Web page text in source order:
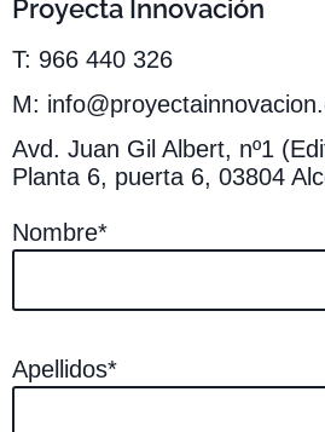
Proyecta Innovación
T: 966 440 326
M:
Avd. Juan Gil Albert, nº1
Planta 6, puerta 6, 03804
Nombre*
Apellidos*